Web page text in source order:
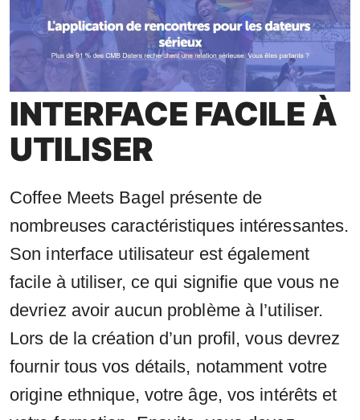
INTERFACE FACILE À
UTILISER
Coffee Meets Bagel présente de
nombreuses caractéristiques intéressantes.
Son interface utilisateur est également
facile à utiliser, ce qui signifie que vous ne
devriez avoir aucun problème à l’utiliser.
Lors de la création d’un profil, vous devrez
fournir tous vos détails, notamment votre
origine ethnique, votre âge, vos intérêts et